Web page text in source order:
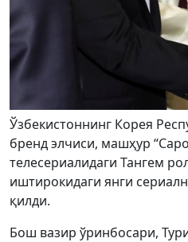
Ўзбекистоннинг Корея
бренд элчиси, машҳур
телесериалидаги Тангем
иштирокидаги янги
қилди.
Бош вазир ўринбосари,